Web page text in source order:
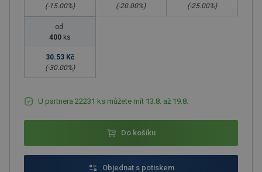
(-15.00%)
(-20.00%)
(-25.00%)
od
400 ks
30.53 Kč
(-30.00%)
U partnera 22231 ks můžete mít 13.8. až 19.8.
Do košíku
Objednat s potiskem